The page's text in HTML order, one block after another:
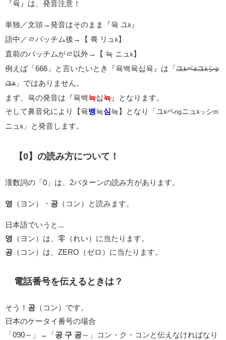
『육』は、発音注意！
単独／文頭→発音はそのまま『육 ユ k 』
語中／ㄹパッチム後→【 륙 リュ k 】
直前のパッチムがㄹ以外→【 뉵 ニュ k 】
例えば「666」と言いたいとき『육백육십육』は「 ユkペkユkシp
ユk 」ではありません。
まず、육の発音は『육백 뉵십 뉵 』となります。
そして鼻音化により【육뱅뉵심 뉵】となり「ユ kペngニュ kッ シm
ニュ k 」と発音します。
【0】の読み方について！
漢数詞の「0」は、2パターンの読み方があります。
영 （ヨン）・ 공 （コン）と読みます。
日本語でいうと...
영 （ヨン）は、零（れい）に当たります。
공 （コン）は、ZERO（ゼロ）に当たります。
電話番号を伝えるときは？
そう！ 공 （コン）です。
日本のケータイ番号の場合
「090～」→「공 구 공 ～」コン・ク・コンと伝えなければなり